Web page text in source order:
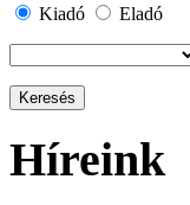
Kiadó Eladó
Híreink